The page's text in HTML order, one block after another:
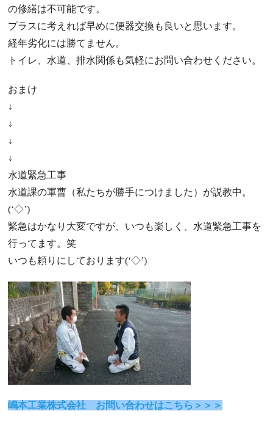
の修繕は不可能です。
プラスに考えれば早めに便器交換も良いと思います。
経年劣化には勝てません。
トイレ、水道、排水関係も気軽にお問い合わせください。
おまけ
↓
↓
↓
↓
水道緊急工事
水道課の軍曹（私たちが勝手につけました）が説教中。
(‘◇’)ゞ
緊急はかなり大変ですが、いつも楽しく、水道緊急工事を
行ってます。笑
いつも頼りにしております(‘◇’)ゞ
嶋本工業株式会社 お問い合わせはこちら＞＞＞